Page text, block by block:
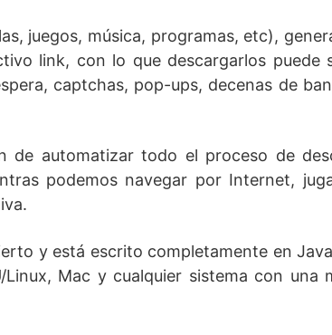
juegos, música, programas, etc),
link, con lo que descargarlos puede
captchas, pop-ups, decenas de
de automatizar todo el proceso de
podemos navegar por Internet,
y está escrito completamente en
Mac y cualquier sistema con una